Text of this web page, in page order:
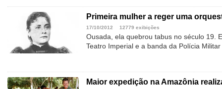
Primeira mulher a reger uma
17/10/2012 12779 exibições
Ousada, ela quebrou tabus no século 19.
Teatro Imperial e a banda da Polícia Militar
Maior expedição na Amazônia